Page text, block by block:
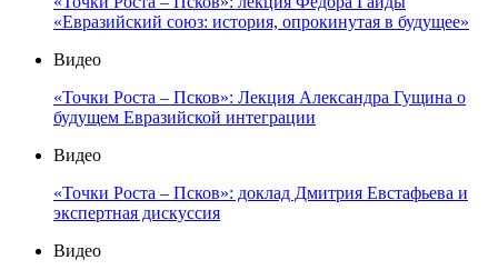
Евразийской политической аналитике
«Каким должно быть евразийство в XXI-м веке?»
метафоре «Евразийской Атлантиды»